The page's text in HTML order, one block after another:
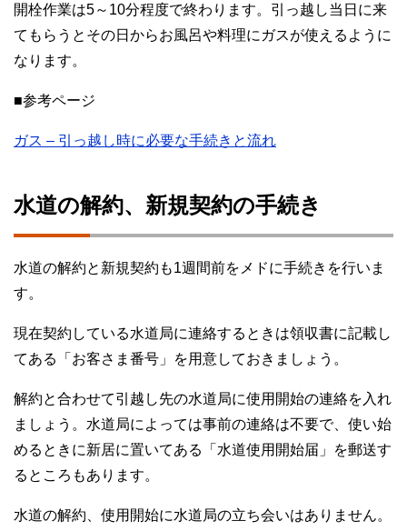
開栓作業は5～10分程度で終わります。引っ越し当日に来
てもらうとその日からお風呂や料理にガスが使えるように
なります。
■参考ページ
ガス – 引っ越し時に必要な手続きと流れ
水道の解約、新規契約の手続き
水道の解約と新規契約も1週間前をメドに手続きを行いま
す。
現在契約している水道局に連絡するときは領収書に記載し
てある「お客さま番号」を用意しておきましょう。
解約と合わせて引越し先の水道局に使用開始の連絡を入れ
ましょう。水道局によっては事前の連絡は不要で、使い始
めるときに新居に置いてある「水道使用開始届」を郵送す
るところもあります。
水道の解約、使用開始に水道局の立ち会いはありません。